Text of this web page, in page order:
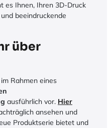
es Ihnen, Ihren 3D-Druck
beeindruckende
über
Rahmen eines
ausführlich vor. Hier
ansehen und
Produktserie bietet und